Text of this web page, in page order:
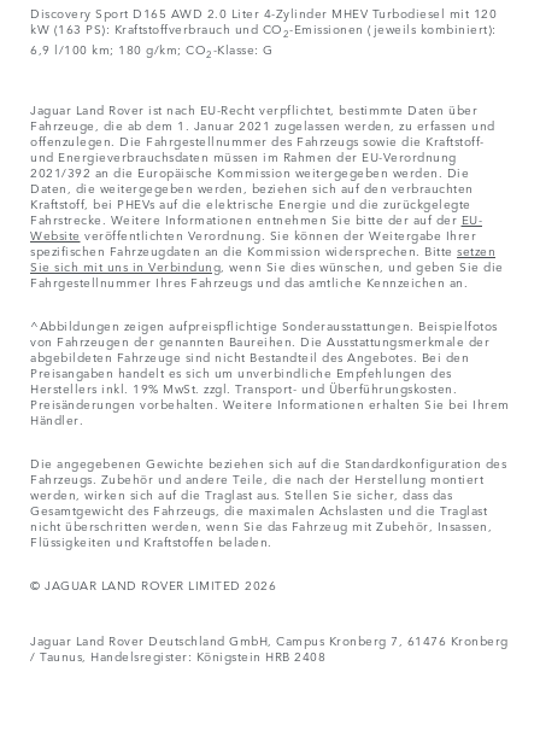
Discovery Sport D165 AWD 2.0 Liter 4-Zylinder MHEV Turbodiesel mit 120
kW (163 PS): Kraftstoffverbrauch und CO2-Emissionen (jeweils kombiniert):
6,9 l/100 km; 180 g/km; CO2-Klasse: G
Jaguar Land Rover ist nach EU-Recht verpflichtet, bestimmte Daten über
Fahrzeuge, die ab dem 1. Januar 2021 zugelassen werden, zu erfassen und
offenzulegen. Die Fahrgestellnummer des Fahrzeugs sowie die Kraftstoff-
und Energieverbrauchsdaten müssen im Rahmen der EU-Verordnung
2021/392 an die Europäische Kommission weitergegeben werden. Die
Daten, die weitergegeben werden, beziehen sich auf den verbrauchten
Kraftstoff, bei PHEVs auf die elektrische Energie und die zurückgelegte
Fahrstrecke. Weitere Informationen entnehmen Sie bitte der auf der EU-
Website veröffentlichten Verordnung. Sie können der Weitergabe Ihrer
spezifischen Fahrzeugdaten an die Kommission widersprechen. Bitte setzen
Sie sich mit uns in Verbindung , wenn Sie dies wünschen, und geben Sie die
Fahrgestellnummer Ihres Fahrzeugs und das amtliche Kennzeichen an.
^Abbildungen zeigen aufpreispflichtige Sonderausstattungen. Beispielfotos
von Fahrzeugen der genannten Baureihen. Die Ausstattungsmerkmale der
abgebildeten Fahrzeuge sind nicht Bestandteil des Angebotes. Bei den
Preisangaben handelt es sich um unverbindliche Empfehlungen des
Herstellers inkl. 19% MwSt. zzgl. Transport- und Überführungskosten.
Preisänderungen vorbehalten. Weitere Informationen erhalten Sie bei Ihrem
Händler.
Die angegebenen Gewichte beziehen sich auf die Standardkonfiguration des
Fahrzeugs. Zubehör und andere Teile, die nach der Herstellung montiert
werden, wirken sich auf die Traglast aus. Stellen Sie sicher, dass das
Gesamtgewicht des Fahrzeugs, die maximalen Achslasten und die Traglast
nicht überschritten werden, wenn Sie das Fahrzeug mit Zubehör, Insassen,
Flüssigkeiten und Kraftstoffen beladen.
© JAGUAR LAND ROVER LIMITED 2026
Jaguar Land Rover Deutschland GmbH, Campus Kronberg 7, 61476 Kronberg
/ Taunus, Handelsregister: Königstein HRB 2408